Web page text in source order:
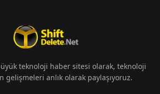
teknoloji haber sitesi olarak, teknoloji
gelişmeleri anlık olarak paylaşıyoruz.